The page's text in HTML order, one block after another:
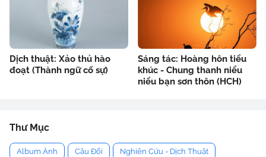
Dịch thuật: Xảo thủ hào
đoạt (Thành ngữ cố sự)
Sáng tác: Hoàng hôn tiểu
khúc - Chung thanh niểu
niểu bạn sơn thôn (HCH)
Thư Mục
Album Ảnh Câu Đối Nghiên Cứu - Dịch Thuật